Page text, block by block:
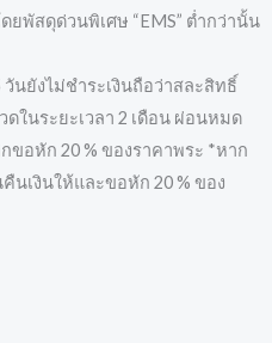
ยพัสดุด่วนพิเศษ “EMS” ต่ำกว่านั้น
นยังไม่ชำระเงินถือว่าสละสิทธิ์
ในระยะเวลา 2 เดือน ผ่อนหมด
ขอหัก 20 % ของราคาพระ *หาก
คืนเงินให้และขอหัก 20 % ของ